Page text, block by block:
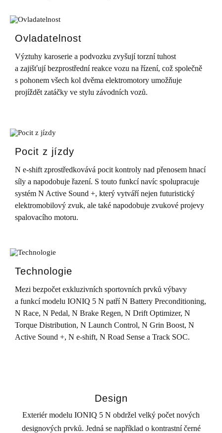
Ovladatelnost
Výztuhy karoserie a podvozku zvyšují torzní tuhost
a zajišťují bezprostřední reakce vozu na řízení, což společně
s pohonem všech kol dvěma elektromotory umožňuje
projíždět zatáčky ve stylu závodních vozů.
Pocit z jízdy
N e-shift zprostředkovává pocit kontroly nad přenosem hnací
síly a napodobuje řazení. S touto funkcí navíc spolupracuje
systém N Active Sound +, který vytváří nejen futuristický
elektromobilový zvuk, ale také napodobuje zvukové projevy
spalovacího motoru.
Technologie
Mezi bezpočet exkluzivních sportovních prvků výbavy
a funkcí modelu IONIQ 5 N patří N Battery Preconditioning,
N Race, N Pedal, N Brake Regen, N Drift Optimizer, N
Torque Distribution, N Launch Control, N Grin Boost, N
Active Sound +, N e-shift, N Road Sense a Track SOC.
Design
Exteriér modelu IONIQ 5 N obdržel velký počet nových
designových prvků. Jedná se například o kontrastní černé